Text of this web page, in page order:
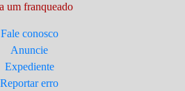
um franqueado
Fale conosco
Anuncie
Expediente
Reportar erro